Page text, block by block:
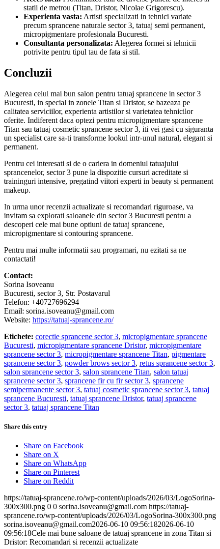
statii de metrou (Titan, Dristor, Nicolae Grigorescu).
Experienta vasta: Artisti specializati in tehnici variate
precum sprancene naturale sector 3, tatuaj semi permanent,
micropigmentare profesionala Bucuresti.
Consultanta personalizata: Alegerea formei si tehnicii
potrivite pentru tipul tau de fata si stil.
Concluzii
Alegerea celui mai bun salon pentru tatuaj sprancene in sector 3
Bucuresti, in special in zonele Titan si Dristor, se bazeaza pe
calitatea serviciilor, experienta artistilor si varietatea tehnicilor
oferite. Indiferent daca optezi pentru micropigmentare sprancene
Titan sau tatuaj cosmetic sprancene sector 3, iti vei gasi cu siguranta
un specialist care sa-ti transforme lookul intr-unul natural, elegant si
permanent.
Pentru cei interesati si de o cariera in domeniul tatuajului
sprancenelor, sector 3 pune la dispozitie cursuri acreditate si
traininguri intensive, pregatind viitori experti in beauty si permanent
makeup.
In urma unor recenzii actualizate si recomandari riguroase, va
invitam sa explorati saloanele din sector 3 Bucuresti pentru a
descoperi cele mai bune optiuni de tatuaj sprancene,
micropigmentare si contouring sprancene.
Pentru mai multe informatii sau programari, nu ezitati sa ne
contactati!
Contact:
Sorina Isoveanu
Bucuresti, sector 3, Str. Postavarul
Telefon: +40727696294
Email: sorina.isoveanu@gmail.com
Website: https://tatuaj-sprancene.ro/
Etichete: corectie sprancene sector 3, micropigmentare sprancene
Bucuresti, micropigmentare sprancene Dristor, micropigmentare
sprancene sector 3, micropigmentare sprancene Titan, pigmentare
sprancene sector 3, powder brows sector 3, retus sprancene sector 3,
salon sprancene sector 3, salon sprancene Titan, salon tatuaj
sprancene sector 3, sprancene fir cu fir sector 3, sprancene
semipermanente sector 3, tatuaj cosmetic sprancene sector 3, tatuaj
sprancene Bucuresti, tatuaj sprancene Dristor, tatuaj sprancene
sector 3, tatuaj sprancene Titan
Share this entry
Share on Facebook
Share on X
Share on WhatsApp
Share on Pinterest
Share on Reddit
https://tatuaj-sprancene.ro/wp-content/uploads/2026/03/LogoSorina-
300x300.png 0 0 sorina.isoveanu@gmail.com https://tatuaj-
sprancene.ro/wp-content/uploads/2026/03/LogoSorina-300x300.png
sorina.isoveanu@gmail.com2026-06-10 09:56:182026-06-10
09:56:18Cele mai bune saloane de tatuaj sprancene in zona Titan si
Dristor: Recomandari si recenzii actualizate